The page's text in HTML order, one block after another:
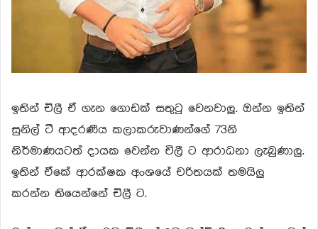
ඉතින් චිලී ඒ ගැන ගොඩක් සතුටු වෙනවාලු. ඔන්න ඉතින්
සුනිල් ටී ආදරණීය කලාකරුවාණන්ගේ 73නි
නිර්මාණයටත් දායක වෙන්න චිලී ට ආරාධනා ලැබුණාලු.
ඉතින් ඒකේ ආරක්ෂක අංශයේ චරිතයක් තමයිලු
කරන්න තියෙන්නේ චිලී ට.